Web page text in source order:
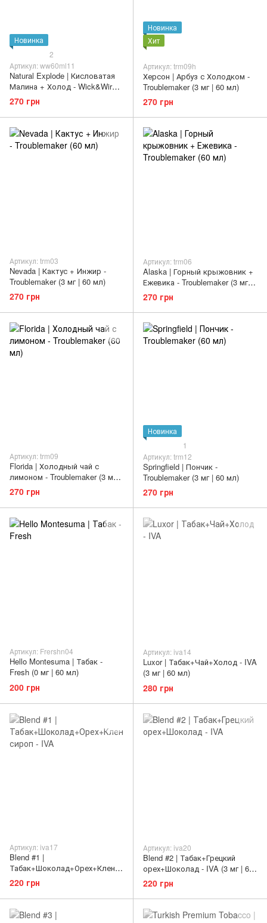
Новинка
2
Артикул: ww60ml11
Natural Explode | Кисловатая
Малина + Холод - Wick&Wire
(1.5 мг | 60 мл)
270 грн
Новинка
Хит
Артикул: trm09h
Херсон | Арбуз с Холодком -
Troublemaker (3 мг | 60 мл)
270 грн
Артикул: trm03
Nevada | Кактус + Инжир -
Troublemaker (3 мг | 60 мл)
270 грн
Артикул: trm06
Alaska | Горный крыжовник +
Ежевика - Troublemaker (3 мг |
60 мл)
270 грн
Артикул: trm09
Florida | Холодный чай с
лимоном - Troublemaker (3 мг |
60 мл)
270 грн
Новинка
1
Артикул: trm12
Springfield | Пончик -
Troublemaker (3 мг | 60 мл)
270 грн
Артикул: Frershn04
Hello Montesuma | Табак -
Fresh (0 мг | 60 мл)
200 грн
Артикул: iva14
Luxor | Табак+Чай+Холод - IVA
(3 мг | 60 мл)
280 грн
Артикул: iva17
Blend #1 |
Табак+Шоколад+Орех+Клено
вый сироп - IVA (3 мг | 60 мл)
220 грн
Артикул: iva20
Blend #2 | Табак+Грецкий
орех+Шоколад - IVA (3 мг | 60
мл)
220 грн